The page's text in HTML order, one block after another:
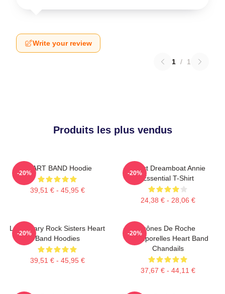
Write your review
1 / 1
Produits les plus vendus
HEART BAND Hoodie
39,51 € - 45,95 €
-20%
Heart Dreamboat Annie
Essential T-Shirt
24,38 € - 28,06 €
-20%
Legendary Rock Sisters Heart
Band Hoodies
39,51 € - 45,95 €
-20%
Icônes De Roche
Intemporelles Heart Band
Chandails
37,67 € - 44,11 €
-20%